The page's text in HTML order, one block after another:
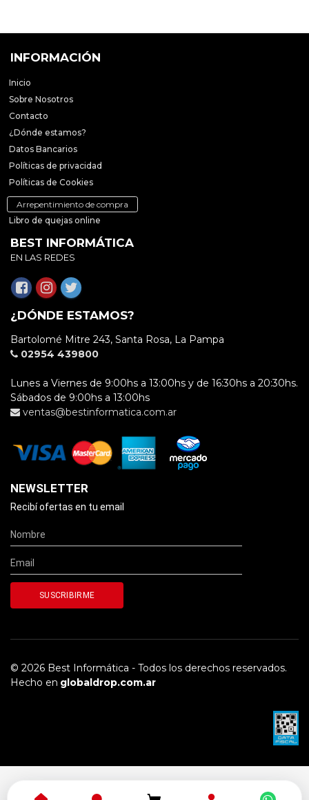
INFORMACIÓN
Inicio
Sobre Nosotros
Contacto
¿Dónde estamos?
Datos Bancarios
Políticas de privacidad
Políticas de Cookies
Arrepentimiento de compra
Libro de quejas online
BEST INFORMÁTICA
EN LAS REDES
¿DÓNDE ESTAMOS?
Bartolomé Mitre 243, Santa Rosa, La Pampa
02954 439800
Lunes a Viernes de 9:00hs a 13:00hs y de 16:30hs a 20:30hs.
Sábados de 9:00hs a 13:00hs
ventas@bestinformatica.com.ar
NEWSLETTER
Recibí ofertas en tu email
© 2026 Best Informática - Todos los derechos reservados.
Hecho en globaldrop.com.ar